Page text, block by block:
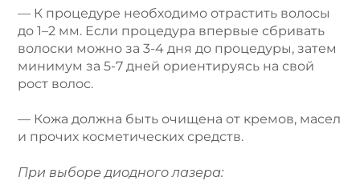
— К процедуре необходимо отрастить волосы
до 1–2 мм. Если процедура впервые сбривать
волоски можно за 3-4 дня до процедуры, затем
минимум за 5-7 дней ориентируясь на свой
рост волос.
— Кожа должна быть очищена от кремов, масел
и прочих косметических средств.
При выборе диодного лазера: